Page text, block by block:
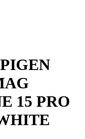
15 PRO